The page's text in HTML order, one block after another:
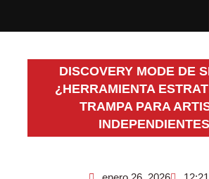
contenido
DISCOVERY MODE DE
¿HERRAMIENTA
TRAMPA PARA